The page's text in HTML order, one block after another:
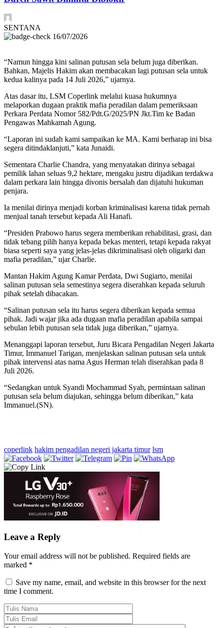
SENTANA
16/07/2026
“Namun hingga kini salinan putusan sela belum juga diberikan.
Bahkan, Majelis Hakim akan membacakan lagi putusan sela untuk
kedua kalinya pada 14 Juli 2026,” ujarnya.
Atas dasar itu, LSM Coperlink melalui kuasa hukumnya
melaporkan dugaan praktik mafia peradilan dalam pemeriksaan
Perkara Perdata Nomor 582/Pdt.G/2025/PN Jkt.Tim ke Badan
Pengawas Mahkamah Agung.
“Laporan ini sudah kami sampaikan ke MA. Kami berharap ini bisa
segera ditindaklanjuti,” kata Junaidi.
Sementara Charlie Chandra, yang menyatakan dirinya sebagai
pemilik lahan seluas 9,2 hektare, mengaku justru dijadikan terdakwa
dalam perkara lain hingga divonis bersalah dan dijatuhi hukuman
penjara.
Ia menilai dirinya menjadi korban kriminalisasi karena tidak pernah
menjual tanah tersebut kepada Ali Hanafi.
“Presiden Prabowo harus segera memberikan rehabilitasi, grasi, dan
tidak tebang pilih hanya kepada bekas menteri, tetapi kepada rakyat
biasa seperti saya yang jelas-jelas dikriminalisasi oleh oligarki dan
mafia peradilan,” ujar Charlie.
Mantan Hakim Agung Kamar Perdata, Dwi Sugiarto, menilai
salinan putusan sela semestinya segera diserahkan kepada seluruh
pihak setelah dibacakan.
“Salinan putusan sela itu harus segera diberikan kepada semua
pihak. Jadi wajar jika ada dugaan mafia peradilan apabila sampai
sebulan lebih putusan sela tidak juga diberikan,” ujarnya.
Menanggapi laporan tersebut, Juru Bicara Pengadilan Negeri Jakarta
Timur, Immanuel Tarigan, menjelaskan salinan putusan sela untuk
pihak intervensi atas nama Agus Herman telah diserahkan pada 8
Juli 2026.
“Sedangkan untuk Syandi Mochammad Syah, permintaan salinan
putusan sela belum diajukan, sehingga belum diberikan,” kata
Immanuel.(SN).
coperlink hakim pengadilan negeri jakarta timur lsm
Leave a Reply
Your email address will not be published. Required fields are
marked *
Save my name, email, and website in this browser for the next
time I comment.